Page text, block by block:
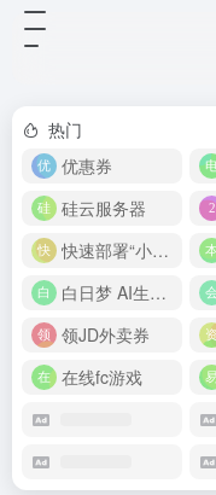
热门
优惠券
硅云服务器
快速部署“小龙虾”
白日梦 AI生成50分钟视频
领JD外卖券
在线fc游戏